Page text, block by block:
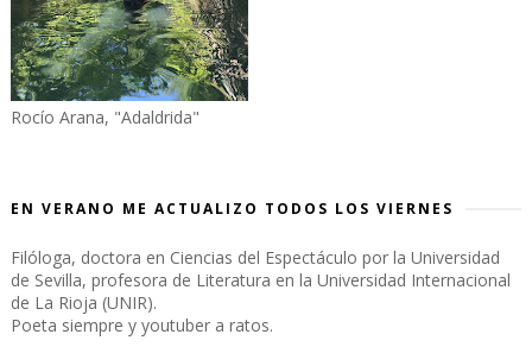
Rocío Arana, "Adaldrida"
EN VERANO ME ACTUALIZO TODOS LOS VIERNES
Filóloga, doctora en Ciencias del Espectáculo por la Universidad
de Sevilla, profesora de Literatura en la Universidad Internacional
de La Rioja (UNIR).
Poeta siempre y youtuber a ratos.